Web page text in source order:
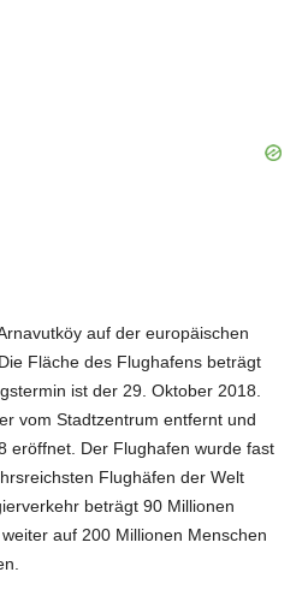
auf der europäischen
Fläche des Flughafens beträgt
ist der 29. Oktober 2018.
vom Stadtzentrum entfernt und
eröffnet. Der Flughafen wurde fast
Flughäfen der Welt
beträgt 90 Millionen
auf 200 Millionen Menschen